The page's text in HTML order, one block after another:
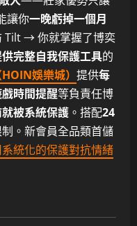
讓你一晚虧掉一個月
Tilt → 你就掌握了博奕
完整自我保護工具的
娛樂城） 提供每
時間提醒等負責任博
被系統保護 。搭配24
。新會員全品類首儲
統化的保護對抗情緒